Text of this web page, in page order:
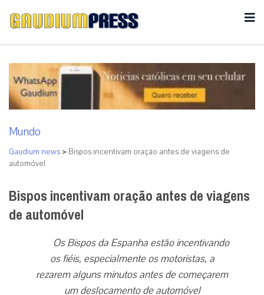
Mundo
Gaudium news > Bispos incentivam oração antes de viagens de
automóvel
Bispos incentivam oração antes de viagens
de automóvel
Os Bispos da Espanha estão incentivando
os fiéis, especialmente os motoristas, a
rezarem alguns minutos antes de começarem
um deslocamento de automóvel